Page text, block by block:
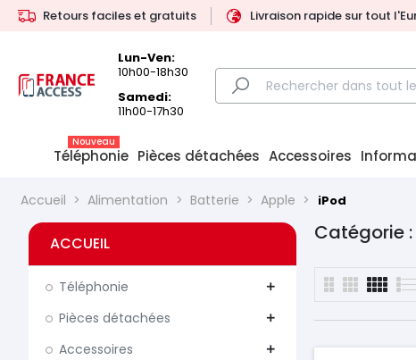
Retours faciles et gratuits Livraison rapide sur tout
Lun-Ven:
10h00-18h30
Samedi:
11h00-17h30
Téléphonie
Nouveau
Pièces détachées Accessoires
Accueil Alimentation Batterie Apple iPod
ACCUEIL
Téléphonie add
Pièces détachées add
Accessoires add
Catégorie :